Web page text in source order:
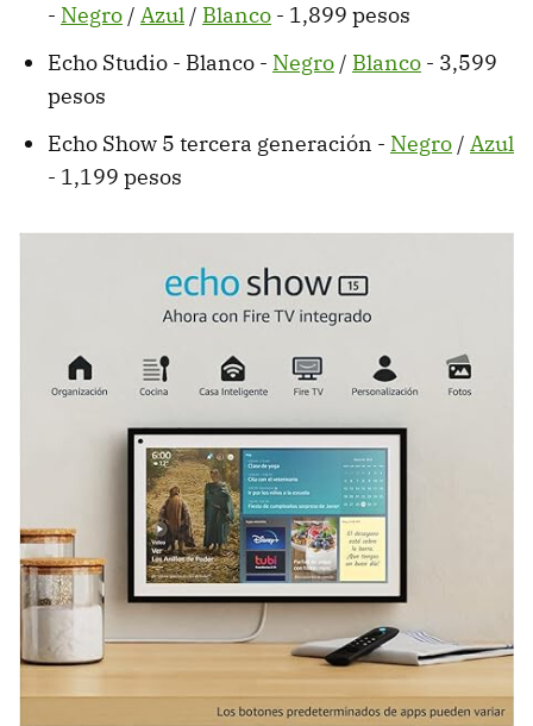
- Negro / Azul / Blanco - 1,899 pesos
Echo Studio - Blanco - Negro / Blanco - 3,599
pesos
Echo Show 5 tercera generación - Negro / Azul
- 1,199 pesos